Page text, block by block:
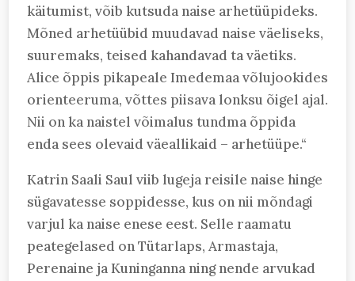
käitumist, võib kutsuda naise arhetüüpideks.
Mõned arhetüübid muudavad naise väeliseks,
suuremaks, teised kahandavad ta väetiks.
Alice õppis pikapeale Imedemaa võlujookides
orienteeruma, võttes piisava lonksu õigel ajal.
Nii on ka naistel võimalus tundma õppida
enda sees olevaid väeallikaid – arhetüüpe.“
Katrin Saali Saul viib lugeja reisile naise hinge
sügavatesse soppidesse, kus on nii mõndagi
varjul ka naise enese eest. Selle raamatu
peategelased on Tütarlaps, Armastaja,
Perenaine ja Kuninganna ning nende arvukad